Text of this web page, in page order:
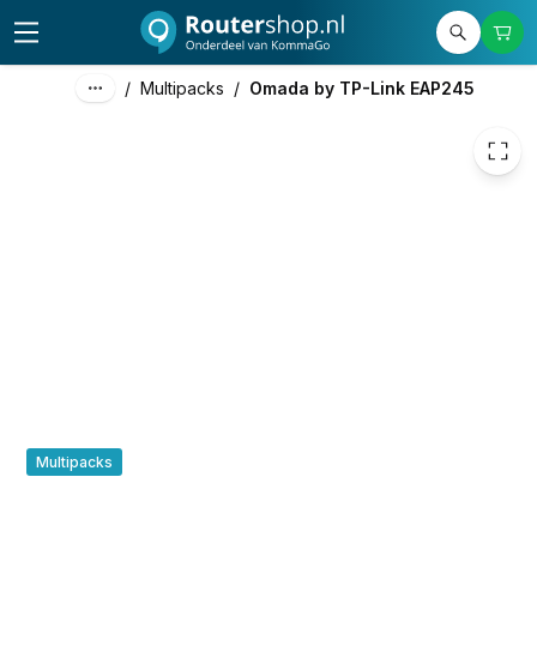
/ Multipacks / Omada by TP-Link EAP245
Multipacks
€ 74,90